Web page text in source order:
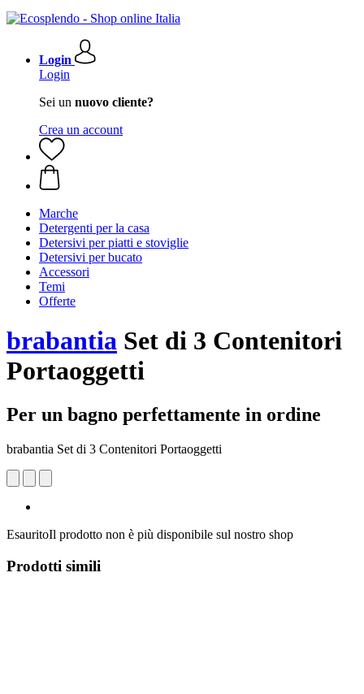
Login
Login
Sei un nuovo cliente?
Crea un account
Marche
Detergenti per la casa
Detersivi per piatti e stoviglie
Detersivi per bucato
Accessori
Temi
Offerte
brabantia Set di 3 Contenitori
Portaoggetti
Per un bagno perfettamente in ordine
brabantia Set di 3 Contenitori Portaoggetti
EsauritoIl prodotto non è più disponibile sul nostro shop
Prodotti simili